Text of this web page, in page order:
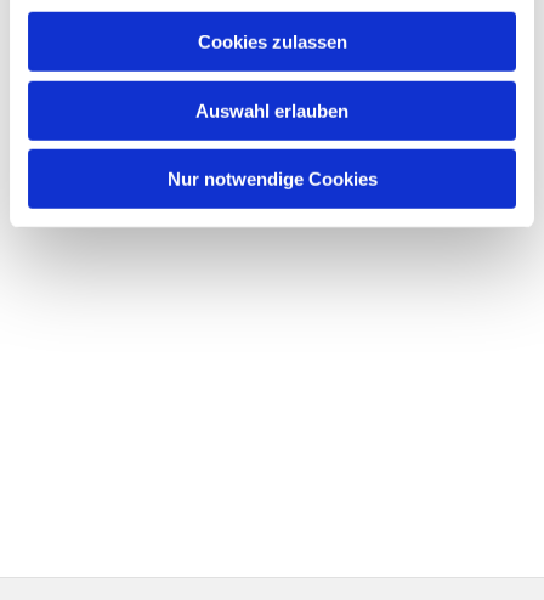
Cookies zulassen
Auswahl erlauben
Nur notwendige Cookies